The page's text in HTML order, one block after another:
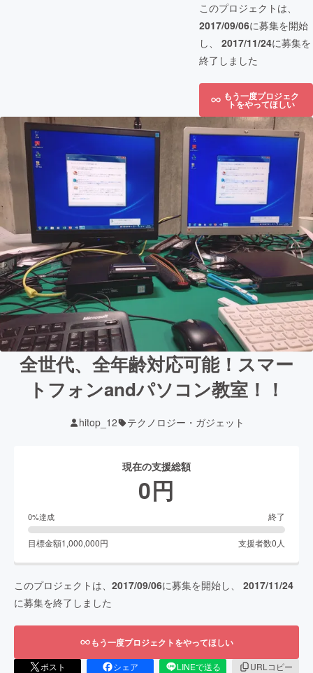
このプロジェクトは、
2017/09/06に募集を開始
し、 2017/11/24に募集を
終了しました
もう一度プロジェク
トをやってほしい
全世代、全年齢対応可能！スマー
トフォンandパソコン教室！！
hitop_12 テクノロジー・ガジェット
現在の支援総額
0円
0%達成 終了
目標金額1,000,000円 支援者数0 人
このプロジェクトは、 2017/09/06に募集を開始し、 2017/11/24
に募集を終了しました
もう一度プロジェクトをやってほしい
ポスト シェア LINEで送る
URLコピー